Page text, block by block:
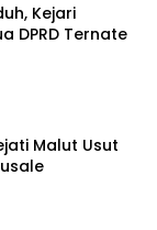
Kejari
DPRD Ternate
Malut Usut